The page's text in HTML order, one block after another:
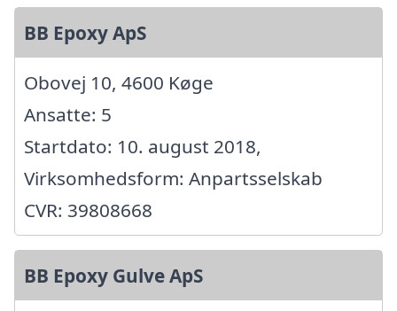
BB Epoxy ApS
Obovej 10, 4600 Køge
Ansatte: 5
Startdato: 10. august 2018,
Virksomhedsform: Anpartsselskab
CVR: 39808668
BB Epoxy Gulve ApS